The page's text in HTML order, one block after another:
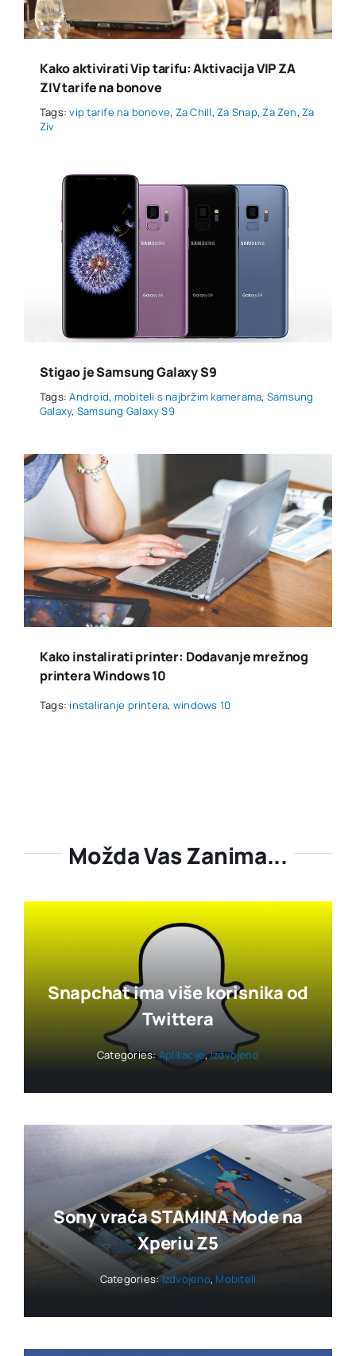
Kako aktivirati Vip tarifu: Aktivacija VIP ZA
ZIV tarife na bonove
Tags:vip tarife na bonove, Za Chill,Za Snap,Za Zen,Za
Ziv
Stigao je Samsung Galaxy S9
Tags:Android, mobiteli s najbržim kamerama, Samsung
Galaxy, Samsung Galaxy S9
Kako instalirati printer: Dodavanje mrežnog
printera Windows 10
Tags: instaliranje printera, windows 10
Možda Vas Zanima...
Snapchat ima više korisnika od
Twittera
Categories:Aplikacije,Izdvojeno
Sony vraća STAMINA Mode na
Xperiu Z5
Categories:Izdvojeno, Mobiteli